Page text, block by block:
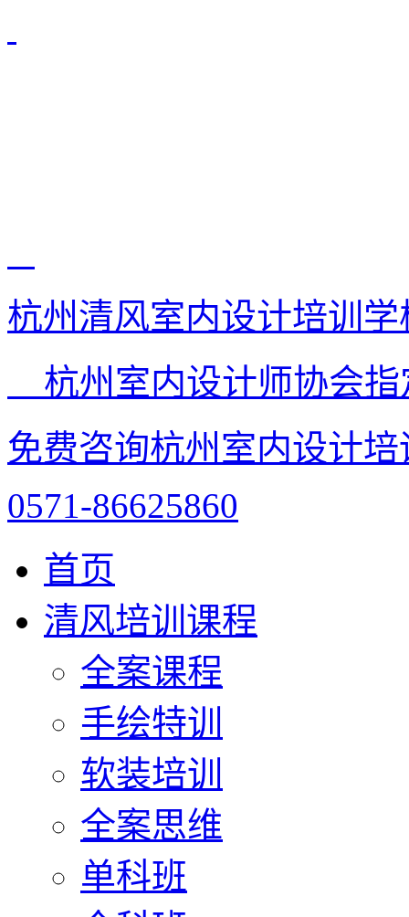
杭州清风室内设计培训学
杭州室内设计师协会
免费咨询杭州室内设计
0571-86625860
首页
清风培训课程
全案课程
手绘特训
软装培训
全案思维
单科班